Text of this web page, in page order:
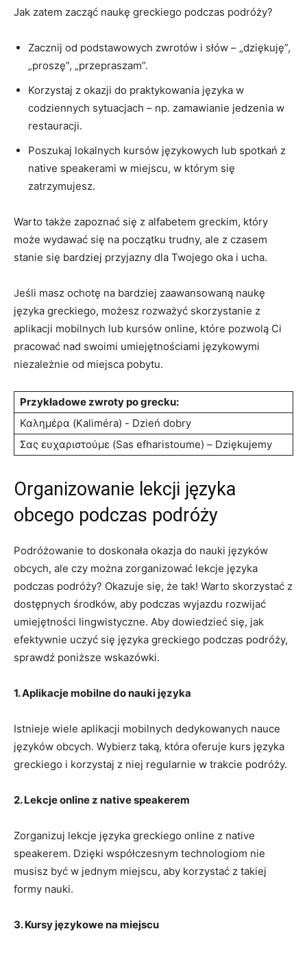
Jak zatem zacząć naukę greckiego ⁣podczas podróży?
Zacznij od podstawowych zwrotów i słów – „dziękuję”,​
„proszę”, „przepraszam”.
Korzystaj z okazji⁤ do praktykowania języka ⁢w
codziennych sytuacjach – np. zamawianie jedzenia w
restauracji.
Poszukaj lokalnych kursów językowych lub spotkań ‍z
native⁤ speakerami w miejscu, w⁢ którym się
zatrzymujesz.
Warto także zapoznać⁤ się​ z alfabetem greckim, który
⁢może wydawać się na początku trudny, ale z czasem
stanie się ⁤bardziej przyjazny dla Twojego oka i ucha.
Jeśli ⁣masz ochotę na‌ bardziej zaawansowaną naukę
języka greckiego, możesz​ rozważyć skorzystanie z
aplikacji mobilnych lub kursów online, które pozwolą Ci
pracować nad swoimi ‌umiejętnościami językowymi
niezależnie od miejsca pobytu.
Przykładowe zwroty po grecku:
Καλημέρα (Kaliméra) -⁢ Dzień dobry
Σας ευχαριστούμε (Sas‌ efharistoume) – Dziękujemy
Organizowanie lekcji języka
obcego podczas podróży
Podróżowanie to doskonała ⁣okazja do nauki języków⁢
obcych, ale czy można zorganizować lekcje języka
podczas podróży? Okazuje się, że tak!⁣ Warto skorzystać z
dostępnych środków, aby ⁢podczas wyjazdu⁢ rozwijać
⁤umiejętności lingwistyczne. Aby⁣ dowiedzieć się, jak
efektywnie ⁤uczyć⁤ się⁤ języka greckiego podczas podróży,
sprawdź poniższe wskazówki.
1. Aplikacje mobilne​ do​ nauki języka
Istnieje​ wiele aplikacji mobilnych dedykowanych nauce
języków ‍obcych. Wybierz ⁤taką, która oferuje kurs języka
greckiego i korzystaj ⁢z niej regularnie w trakcie ⁣podróży.
2. Lekcje online z native speakerem
Zorganizuj lekcje języka greckiego online z native
speakerem. Dzięki współczesnym technologiom nie⁢
musisz być⁣ w jednym miejscu, aby korzystać z takiej
formy nauki.
3.‌ Kursy językowe na miejscu